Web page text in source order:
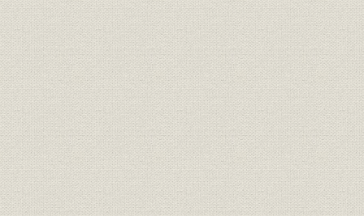
4 「駅夫世話役以下日給等級表」の制定
5 諸手当
第7 旅費
1 「旅費定則」の制定
2 鉄道寮特殊旅費支給規定の施行
3 「内国旅費規則」の制定と「鉄道局旅費規定」の施行
4 「内国旅費規則」の改正と「鉄道庁旅費規程」の施行